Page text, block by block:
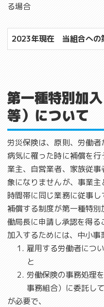
る場合
2023年現在 当組合への
第一種特別加
等）について
労災保険は、原則、労働
病気に罹った時に補償を
業主、自営業者、家族従
象になりませんが、事業
時間帯に同じ業務に従事
補償する制度が第一種特
働局長に申請し承認を得る
加入するためには、中小事
雇用する労働者につ
と
労働保険の事務処理
事務組合）に委託し
が必要で、